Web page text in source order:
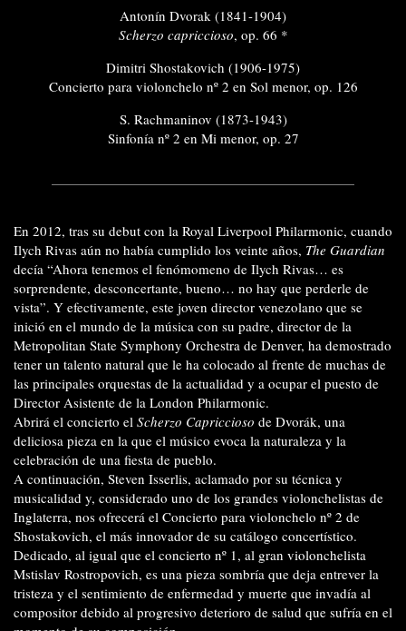
Antonín Dvorak (1841-1904)
Scherzo capriccioso, op. 66 *
Dimitri Shostakovich (1906-1975)
Concierto para violonchelo nº 2 en Sol menor, op. 126
S. Rachmaninov (1873-1943)
Sinfonía nº 2 en Mi menor, op. 27
En 2012, tras su debut con la Royal Liverpool Philarmonic, cuando
Ilych Rivas aún no había cumplido los veinte años, The Guardian
decía “Ahora tenemos el fenómomeno de Ilych Rivas… es
sorprendente, desconcertante, bueno… no hay que perderle de
vista”. Y efectivamente, este joven director venezolano que se
inició en el mundo de la música con su padre, director de la
Metropolitan State Symphony Orchestra de Denver, ha demostrado
tener un talento natural que le ha colocado al frente de muchas de
las principales orquestas de la actualidad y a ocupar el puesto de
Director Asistente de la London Philarmonic.
Abrirá el concierto el Scherzo Capriccioso de Dvorák, una
deliciosa pieza en la que el músico evoca la naturaleza y la
celebración de una fiesta de pueblo.
A continuación, Steven Isserlis, aclamado por su técnica y
musicalidad y, considerado uno de los grandes violonchelistas de
Inglaterra, nos ofrecerá el Concierto para violonchelo nº 2 de
Shostakovich, el más innovador de su catálogo concertístico.
Dedicado, al igual que el concierto nº 1, al gran violonchelista
Mstislav Rostropovich, es una pieza sombría que deja entrever la
tristeza y el sentimiento de enfermedad y muerte que invadía al
compositor debido al progresivo deterioro de salud que sufría en el